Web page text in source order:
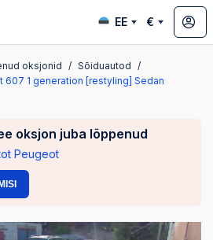
EE €
oksjonid
Sõiduautod
607 1 generation [restyling] Sedan
oksjon juba lõppenud
Peugeot